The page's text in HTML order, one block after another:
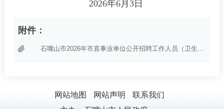
2026年6月3日
附件：
网站地图 网站声明
联系我们